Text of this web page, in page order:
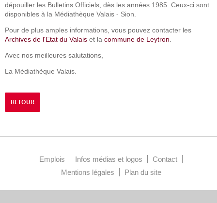
dépouiller les Bulletins Officiels, dès les années 1985. Ceux-ci sont
disponibles à la Médiathèque Valais - Sion.
Pour de plus amples informations, vous pouvez contacter les
Archives de l'Etat du Valais et la commune de Leytron
Avec nos meilleures salutations,
La Médiathèque Valais.
RETOUR
Emplois Infos médias et logos
Contact
Mentions légales
Plan du site